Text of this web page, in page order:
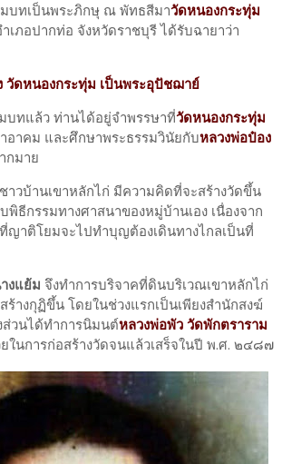
มบทเป็นพระภิกษุ ณ พัทธสีมาวัดหนองกระทุ่ม
เภอปากท่อ จังหวัดราชบุรี ได้รับฉายาว่า
วัดหนองกระทุ่ม เป็นพระอุปัชฌาย์
แล้ว ท่านได้อยู่จำพรรษาที่วัดหนองกระทุ่ม
อาคม และศึกษาพระธรรมวินัยกับหลวงพ่อป๋อง
กมาย
านเขาหลักไก่ มีความคิดที่จะสร้างวัดขึ้น
พิธีกรรมทางศาสนาของหมู่บ้านเอง เนื่องจาก
ญาติโยมจะไปทำบุญต้องเดินทางไกลเป็นที่
งแย้ม จึงทำการบริจาคที่ดินบริเวณเขาหลักไก่
ร้างกุฏิขึ้น โดยในช่วงแรกเป็นเพียงสำนักสงฆ์
วนได้ทำการนิมนต์หลวงพ่อพัว วัดพักตราราม
ในการก่อสร้างวัดจนแล้วเสร็จในปี พ.ศ. ๒๔๘๗